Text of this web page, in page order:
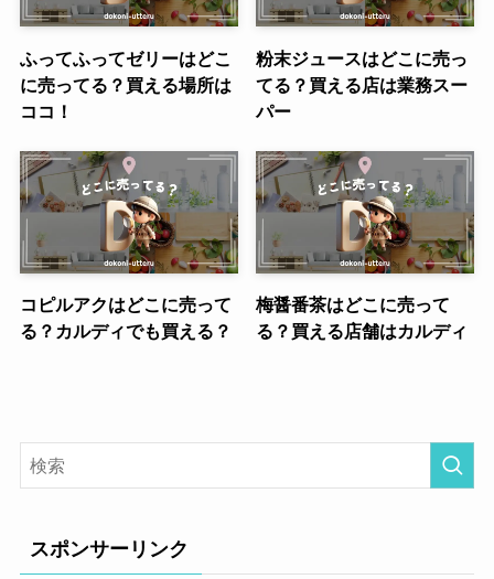
ふってふってゼリーはどこ
に売ってる？買える場所は
ココ！
粉末ジュースはどこに売っ
てる？買える店は業務スー
パー
コピルアクはどこに売って
る？カルディでも買える？
梅醤番茶はどこに売って
る？買える店舗はカルディ
スポンサーリンク